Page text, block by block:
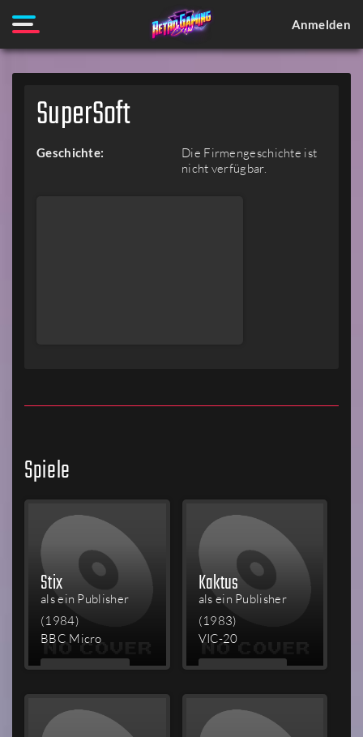
Anmelden
SuperSoft
Geschichte:
Die Firmengeschichte ist
nicht verfügbar.
Spiele
Stix
als ein Publisher
(1984)
BBC Micro
MEHR
Kaktus
als ein Publisher
(1983)
VIC-20
MEHR